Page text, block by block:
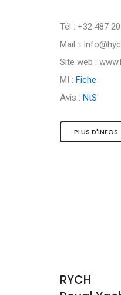
Tél : +32 487
Mail :i
Site web :
MI : Fiche
Avis : NtS
PLUS D'INFOS
RYCH